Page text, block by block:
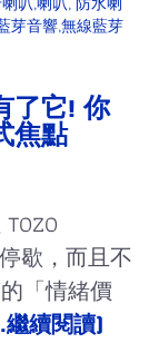
了它! 你
焦點
歇，而且不
「情緒價
續閱讀)